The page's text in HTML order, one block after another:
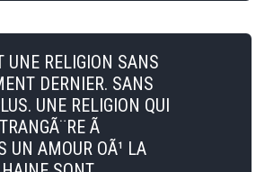
RELIGION SANS
DERNIER. SANS
UNE RELIGION QUI
Ã
UN AMOUR OÃ¹ LA